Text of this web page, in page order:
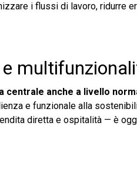
i flussi di lavoro, ridurre
centrale anche a livello
e funzionale alla
diretta e ospitalità — è